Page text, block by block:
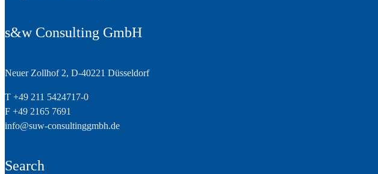
s&w Consulting GmbH
Neuer Zollhof 2, D-40221 Düsseldorf
T +49 211 5424717-0
F +49 2165 7691
info@suw-consultinggmbh.de
Search